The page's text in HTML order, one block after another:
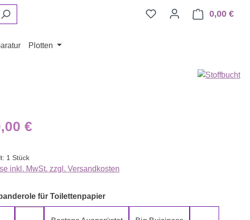
0,00 €
Plotten
Preis:
€
1 Stück
inkl. MwSt. zzgl. Versandkosten
für Toilettenpapierauswählen